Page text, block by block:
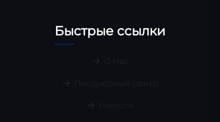
Быстрые ссылки